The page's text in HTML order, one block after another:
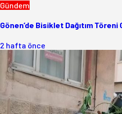
Gündem
Gönen’de Bisiklet Dağıtım
2 hafta önce